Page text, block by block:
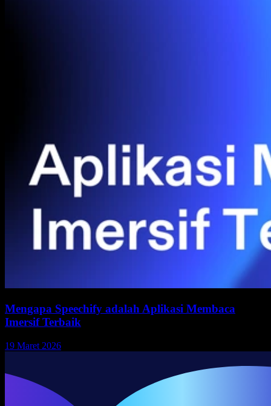
Mengapa Speechify adalah Aplikasi Membaca
Imersif Terbaik
19 Maret 2026